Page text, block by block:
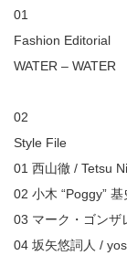
01
Fashion Editorial
WATER – WATER
02
Style File
01 西山徹 / Tetsu
02 小木 “Poggy”
03 マーク・ゴンザ
04 坂矢悠詞人 /